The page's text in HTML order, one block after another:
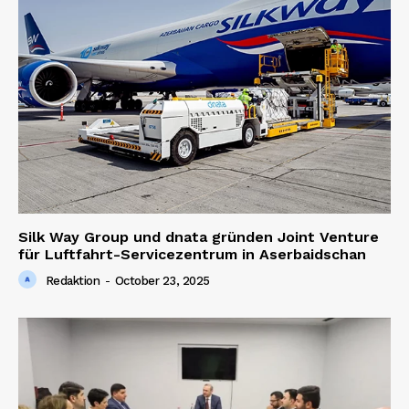
Silk Way Group und dnata gründen Joint Venture
für Luftfahrt-Servicezentrum in Aserbaidschan
Redaktion - October 23, 2025